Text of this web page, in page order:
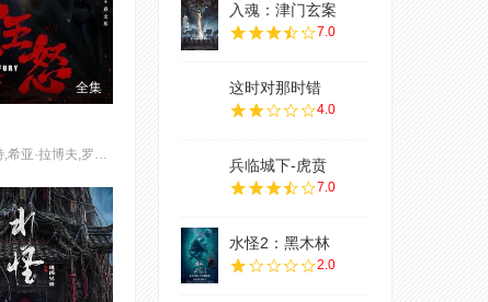
全集
布拉德·皮特,希亚·拉博夫,罗根·勒曼,迈克尔·佩纳
入魂：津门玄案
7.0
这时对那时错
4.0
兵临城下-虎贲
7.0
水怪2：黑木林
2.0